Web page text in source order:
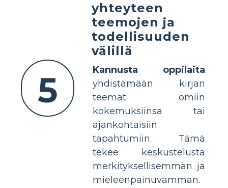
5
yhteyteen
teemojen ja
todellisuuden
välillä
Kannusta oppilaita
yhdistämään kirjan
teemat omiin
kokemuksiinsa tai
ajankohtaisiin
tapahtumiin. Tämä
tekee keskustelusta
merkityksellisemmän ja
mieleenpainuvamman.